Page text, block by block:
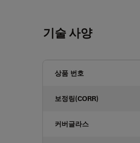
기술 사양
상품 번호
보정링(CORR)
커버글라스